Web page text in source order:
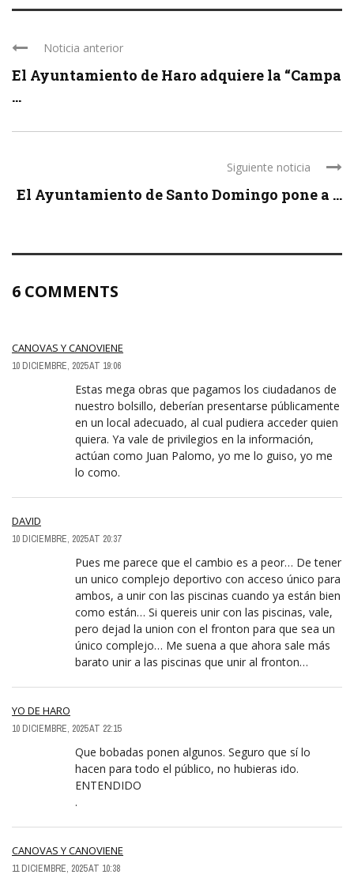
Noticia anterior
El Ayuntamiento de Haro adquiere la “Campa
...
Siguiente noticia
El Ayuntamiento de Santo Domingo pone a ...
6 COMMENTS
CANOVAS Y CANOVIENE
10 DICIEMBRE, 2025 AT 19:06
Estas mega obras que pagamos los ciudadanos de
nuestro bolsillo, deberían presentarse públicamente
en un local adecuado, al cual pudiera acceder quien
quiera. Ya vale de privilegios en la información,
actúan como Juan Palomo, yo me lo guiso, yo me
lo como.
DAVID
10 DICIEMBRE, 2025 AT 20:37
Pues me parece que el cambio es a peor… De tener
un unico complejo deportivo con acceso único para
ambos, a unir con las piscinas cuando ya están bien
como están… Si quereis unir con las piscinas, vale,
pero dejad la union con el fronton para que sea un
único complejo… Me suena a que ahora sale más
barato unir a las piscinas que unir al fronton…
YO DE HARO
10 DICIEMBRE, 2025 AT 22:15
Que bobadas ponen algunos. Seguro que sí lo
hacen para todo el público, no hubieras ido.
ENTENDIDO
.
CANOVAS Y CANOVIENE
11 DICIEMBRE, 2025 AT 10:38